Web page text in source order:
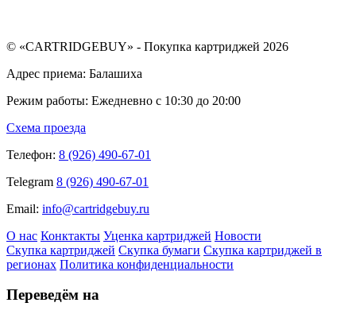
© «CARTRIDGEBUY» - Покупка картриджей 2026
Адрес приема: Балашиха
Режим работы: Ежедневно с 10:30 до 20:00
Схема проезда
Телефон: 8 (926) 490-67-01
Telegram 8 (926) 490-67-01
Email: info@cartridgebuy.ru
О нас Конктакты Уценка картриджей Новости
Скупка картриджей Скупка бумаги Скупка картриджей в
регионах Политика конфиденциальности
Переведём на